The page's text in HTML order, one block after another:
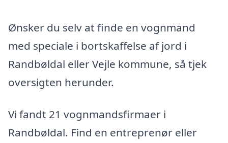
Ønsker du selv at finde en vognmand
med speciale i bortskaffelse af jord i
Randbøldal eller Vejle kommune, så tjek
oversigten herunder.
Vi fandt 21 vognmandsfirmaer i
Randbøldal. Find en entreprenør eller